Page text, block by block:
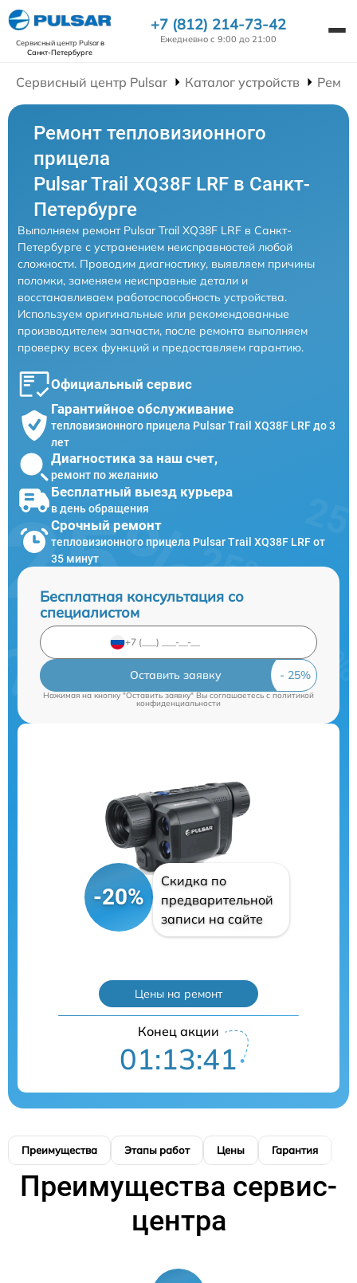
Сервисный центр Pulsarв
Санкт-Петербурге
+7 (812) 214-73-42
Ежедневно с 9:00 до 21:00
Сервисный центр Pulsar Каталог устройств
Ремонт тепловизионного
прицела
Pulsar Trail XQ38F LRF в Санкт-
Петербурге
Выполняем ремонт Pulsar Trail XQ38F LRF в Санкт-
Петербурге с устранением неисправностей любой
сложности. Проводим диагностику, выявляем причины
поломки, заменяем неисправные детали и
восстанавливаем работоспособность устройства.
Используем оригинальные или рекомендованные
производителем запчасти, после ремонта выполняем
проверку всех функций и предоставляем гарантию.
Официальный сервис
Гарантийное обслуживание
тепловизионного прицела Pulsar Trail XQ38F LRF до 3
лет
Диагностика за наш счет,
ремонт по желанию
Бесплатный выезд курьера
в день обращения
Срочный ремонт
тепловизионного прицела Pulsar Trail XQ38F LRF от
35 минут
Бесплатная консультация со
специалистом
Оставить заявку
Нажимая на кнопку "Оставить заявку" Вы соглашаетесь cполитикой
конфиденциальности
-20%
Скидка по
предварительной
записи на сайте
Цены на ремонт
Конец акции
01:13:40
Преимущества Этапы работ Цены Гарантия
Преимущества сервис-
центра